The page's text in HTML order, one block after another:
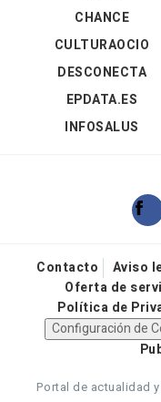
CHANCE
CULTURAOCIO
DESCONECTA
EPDATA.ES
INFOSALUS
Contacto Aviso
Oferta de
Política de
Configuración de
Portal de actualidad